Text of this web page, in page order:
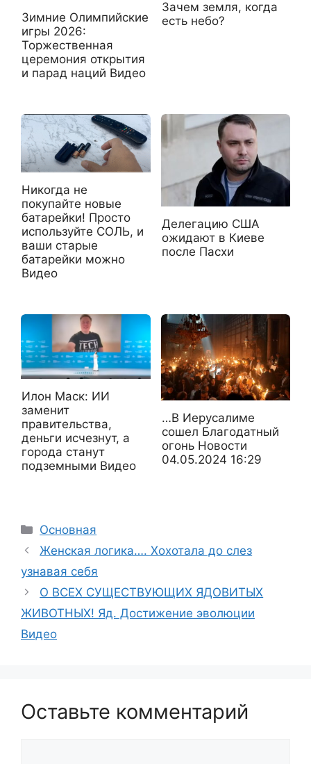
Зимние Олимпийские
игры 2026:
Торжественная
церемония открытия
и парад наций Видео
Зачем земля, когда
есть небо?
Никогда не
покупайте новые
батарейки! Просто
используйте СОЛЬ, и
ваши старые
батарейки можно
Видео
Делегацию США
ожидают в Киеве
после Пасхи
Илон Маск: ИИ
заменит
правительства,
деньги исчезнут, а
города станут
подземными Видео
…В Иерусалиме
сошел Благодатный
огонь Новости
04.05.2024 16:29
Рубрики
Основная
Женская логика…. Хохотала до слез
узнавая себя
О ВСЕХ СУЩЕСТВУЮЩИХ ЯДОВИТЫХ
ЖИВОТНЫХ! Яд. Достижение эволюции
Видео
Оставьте комментарий